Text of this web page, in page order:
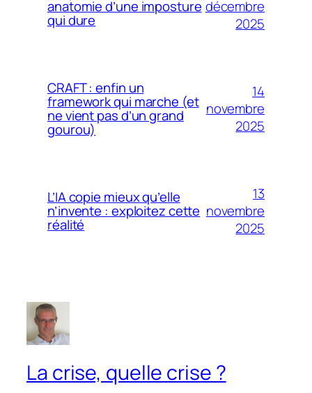
anatomie d’une imposture
qui dure
décembre
2025
CRAFT : enfin un
framework qui marche (et
ne vient pas d’un grand
gourou)
14
novembre
2025
L’IA copie mieux qu’elle
n’invente : exploitez cette
réalité
13
novembre
2025
La crise, quelle crise ?